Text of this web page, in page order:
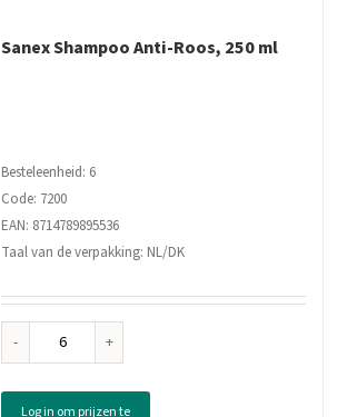
Sanex Shampoo Anti-Roos, 250 ml
Besteleenheid: 6
Code: 7200
EAN: 8714789895536
Taal van de verpakking: NL/DK
Sanex
Anti-
Log in om prijzen te